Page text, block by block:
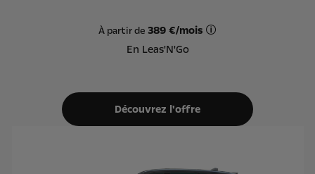
À partir de 389 €/mois
En Leas'N'Go
Découvrez l'offre